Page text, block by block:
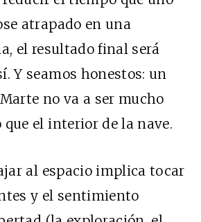
atrapado en una
el resultado final será
Y seamos honestos: un
no va a ser mucho
que el interior de la nave.
al espacio implica tocar
y el sentimiento